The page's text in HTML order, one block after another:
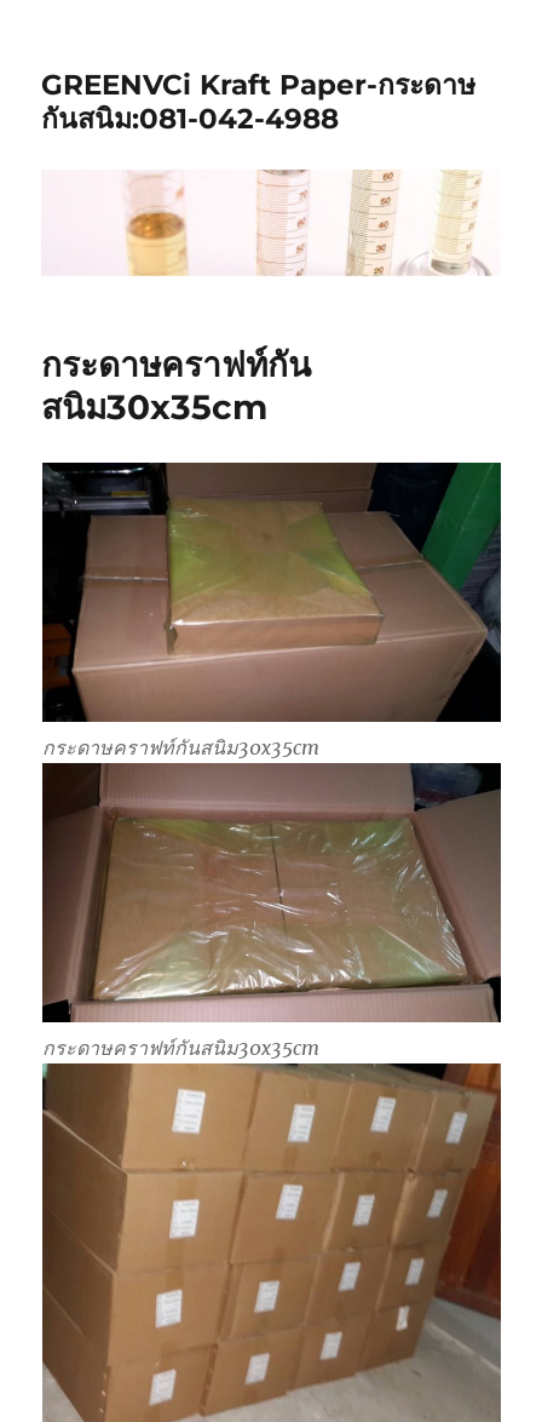
GREENVCi Kraft Paper-กระดาษ
กันสนิม:081-042-4988
กระดาษคราฟท์กัน
สนิม30x35cm
กระดาษคราฟท์กันสนิม30x35cm
กระดาษคราฟท์กันสนิม30x35cm